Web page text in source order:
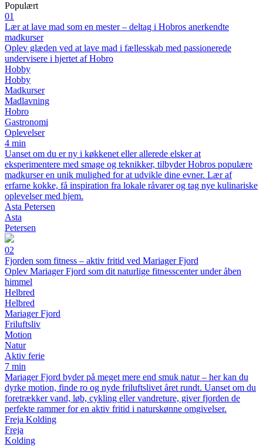
Populært
01
Lær at lave mad som en mester – deltag i Hobros anerkendte
madkurser
Oplev glæden ved at lave mad i fællesskab med passionerede
undervisere i hjertet af Hobro
Hobby
Hobby
Madkurser
Madlavning
Hobro
Gastronomi
Oplevelser
4 min
Uanset om du er ny i køkkenet eller allerede elsker at
eksperimentere med smage og teknikker, tilbyder Hobros populære
madkurser en unik mulighed for at udvikle dine evner. Lær af
erfarne kokke, få inspiration fra lokale råvarer og tag nye kulinariske
oplevelser med hjem.
Asta Petersen
Asta
Petersen
02
Fjorden som fitness – aktiv fritid ved Mariager Fjord
Oplev Mariager Fjord som dit naturlige fitnesscenter under åben
himmel
Helbred
Helbred
Mariager Fjord
Friluftsliv
Motion
Natur
Aktiv ferie
7 min
Mariager Fjord byder på meget mere end smuk natur – her kan du
dyrke motion, finde ro og nyde friluftslivet året rundt. Uanset om du
foretrækker vand, løb, cykling eller vandreture, giver fjorden de
perfekte rammer for en aktiv fritid i naturskønne omgivelser.
Freja Kolding
Freja
Kolding